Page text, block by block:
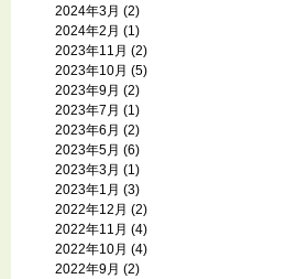
2024年3月 (2)
2024年2月 (1)
2023年11月 (2)
2023年10月 (5)
2023年9月 (2)
2023年7月 (1)
2023年6月 (2)
2023年5月 (6)
2023年3月 (1)
2023年1月 (3)
2022年12月 (2)
2022年11月 (4)
2022年10月 (4)
2022年9月 (2)